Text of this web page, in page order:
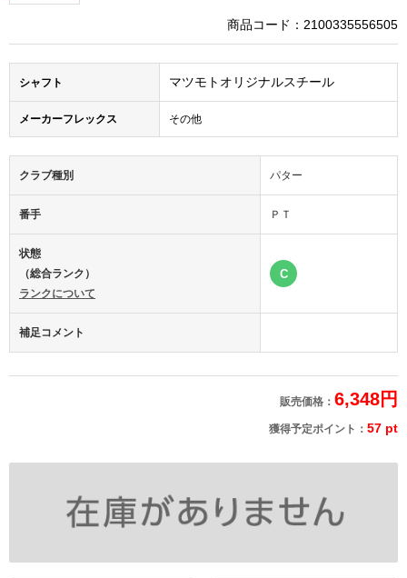
商品コード：2100335556505
シャフト マツモトオリジナルスチール
メーカーフレックス その他
クラブ種別 パター
番手 ＰＴ
状態
（総合ランク）
ランクについて
C
補足コメント
販売価格： 6,348円
獲得予定ポイント： 57 pt